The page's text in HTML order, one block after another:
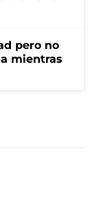
pero no
mientras